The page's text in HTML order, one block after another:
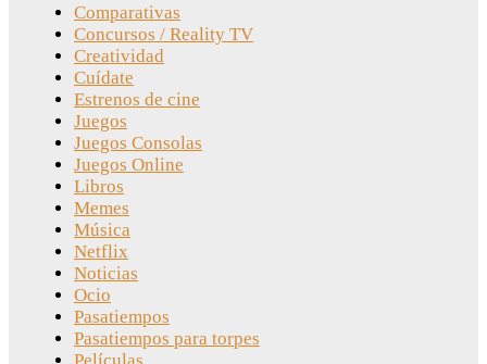
Comparativas
Concursos / Reality TV
Creatividad
Cuídate
Estrenos de cine
Juegos
Juegos Consolas
Juegos Online
Libros
Memes
Música
Netflix
Noticias
Ocio
Pasatiempos
Pasatiempos para torpes